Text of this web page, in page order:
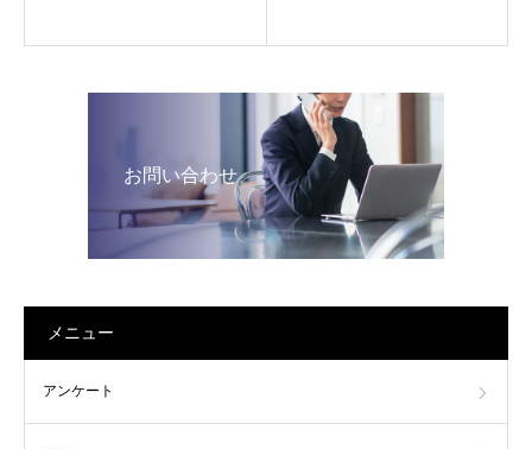
お問い合わせ
メニュー
アンケート